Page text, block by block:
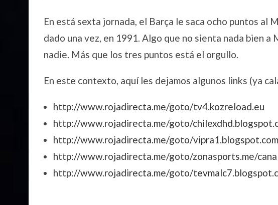
En está sexta jornada, el Barça le saca ocho puntos al
dado una vez, en 1991. Algo que no sienta nada bien a
nadie. Más que los tres puntos está el orgullo.
En este contexto, aquí les dejamos algunos links (ya
http://www.rojadirecta.me/goto/tv4.kozreload.eu
http://www.rojadirecta.me/goto/
http://www.rojadirecta.me/goto/
http://www.rojadirecta.me/goto/zonasports.me/
http://www.rojadirecta.me/goto/